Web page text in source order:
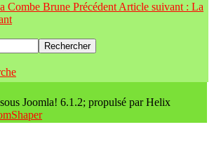
Combe Brune Précédent Article suivant : La
Rechercher
Joomla! 6.1.2; propulsé par Helix